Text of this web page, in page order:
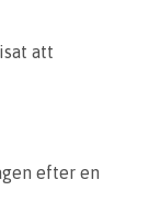
att
efter en